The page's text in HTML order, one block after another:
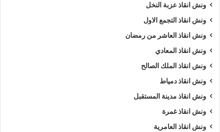
ونش انقاذ عزبة النخل
ونش انقاذ التجمع الاول
ونش انقاذ العاشر من رمضان
ونش انقاذ المعادي
ونش انقاذ الملك الصالح
ونش انقاذ دمياط
ونش انقاذ مدينة المستقبل
ونش انقاذ غمرة
ونش انقاذ العامرية